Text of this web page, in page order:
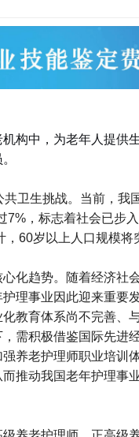
构中，为老年人提供
卫生挑战。当前，我
7% ，标志着社会已步
60岁以上人口规模将
化趋势。随着经济社
理事业因此迎来重要发
教育体系尚不完善、
需积极借鉴国际先进
养老护理师职业培训
推动我国老年护理事